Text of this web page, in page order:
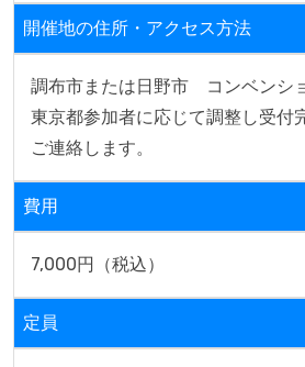
開催地の住所・アクセス方法
調布市または日野市　コンベンシ
東京都参加者に応じて調整し受付
ご連絡します。
費用
7,000円（税込）
定員